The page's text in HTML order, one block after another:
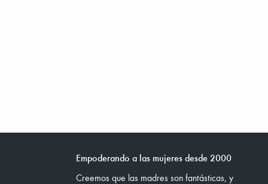
Empoderando a las mujeres desde 2000
Creemos que las madres son fantásticas, y